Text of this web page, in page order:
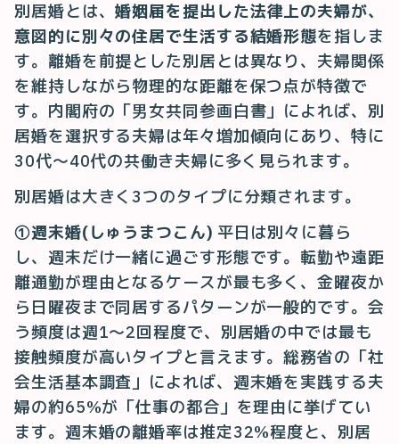
別居婚とは、婚姻届を提出した法律上の夫婦が、
意図的に別々の住居で生活する結婚形態を指しま
す。離婚を前提とした別居とは異なり、夫婦関係
を維持しながら物理的な距離を保つ点が特徴で
す。内閣府の「男女共同参画白書」によれば、別
居婚を選択する夫婦は年々増加傾向にあり、特に
30代〜40代の共働き夫婦に多く見られます。
別居婚は大きく3つのタイプに分類されます。
①週末婚(しゅうまつこん) 平日は別々に暮ら
し、週末だけ一緒に過ごす形態です。転勤や遠距
離通勤が理由となるケースが最も多く、金曜夜か
ら日曜夜まで同居するパターンが一般的です。会
う頻度は週1〜2回程度で、別居婚の中では最も
接触頻度が高いタイプと言えます。総務省の「社
会生活基本調査」によれば、週末婚を実践する夫
婦の約65%が「仕事の都合」を理由に挙げてい
ます。週末婚の離婚率は推定32%程度と、別居